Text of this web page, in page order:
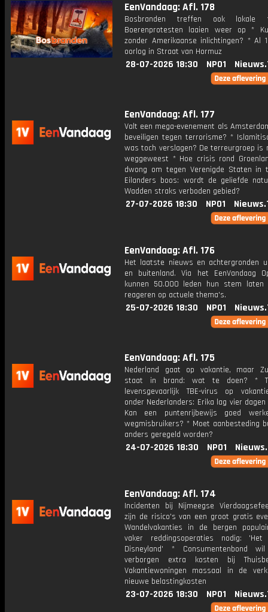
EenVandaag: Afl. 178
Bosbranden treffen ook lokale
Boerenprotesten laaien weer op *
zonder Amerikaanse inlichtingen? * Al
oorlog in Straat van Hormuz
28-07-2026 18:30 NPO1
EenVandaag: Afl. 177
Valt een mega-evenement als
beveiligen tegen terrorisme? *
was toch verslagen? De terreurgroep is
weggeweest * Hoe crisis rond
dwong om tegen Verenigde Staten in
Eilanders boos: wordt de geliefde
Wadden straks verboden gebied?
27-07-2026 18:30 NPO1
EenVandaag: Afl. 176
Het laatste nieuws en achtergronden
en buitenland. Via het EenVandaag
kunnen 50.000 leden hun stem laten
reageren op actuele thema's.
25-07-2026 18:30 NPO1
EenVandaag: Afl. 175
Nederland gaat op vakantie, maar
staat in brand: wat te doen? *
levensgevaarlijk TBE-virus op
onder Nederlanders: Erika lag vier
Kan een puntenrijbewijs goed
wegmisbruikers? * Moet aanbesteding
anders geregeld worden?
24-07-2026 18:30 NPO1
EenVandaag: Afl. 174
Incidenten bij Nijmeegse
zijn de risico's van een groot gratis
Wandelvakanties in de bergen
vaker reddingsoperaties nodig:
Disneyland' * Consumentenbond
verborgen extra kosten bij
Vakantiewoningen massaal in de
nieuwe belastingkosten
23-07-2026 18:30 NPO1